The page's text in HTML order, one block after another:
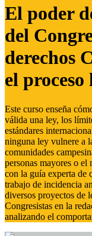
El poder
del
derechos
el
Este curso enseña
válida una ley, los
estándares
ninguna ley vulnere a
comunidades
personas mayores o el
con la guía experta de
trabajo de incidencia
diversos proyectos de
Congresistas en la
analizando el